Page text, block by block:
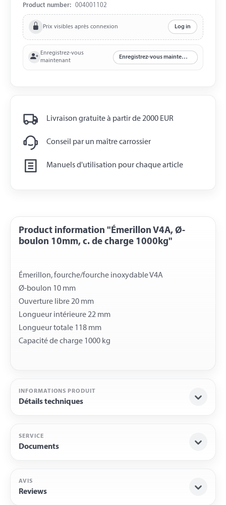
Product number: 004001102
Prix visibles après connexion Log in
Enregistrez-vous
maintenant
Enregistrez-vous maintenant
Livraison gratuite à partir de 2000 EUR
Conseil par un maître carrossier
Manuels d'utilisation pour chaque article
Product information "Émerillon V4A, Ø-
boulon 10mm, c. de charge 1000kg"
Émerillon, fourche/fourche inoxydable V4A
Ø-boulon 10 mm
Ouverture libre 20 mm
Longueur intérieure 22 mm
Longueur totale 118 mm
INFORMATIONS PRODUIT
Détails techniques
SERVICE
Documents
AVIS
Reviews